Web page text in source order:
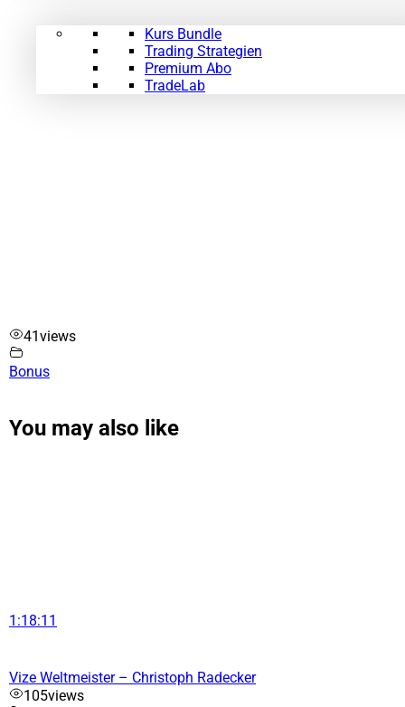
Kurs Bundle
Trading Strategien
Premium Abo
TradeLab
41views
Bonus
You may also like
1:18:11
Vize Weltmeister – Christoph Radecker
105views